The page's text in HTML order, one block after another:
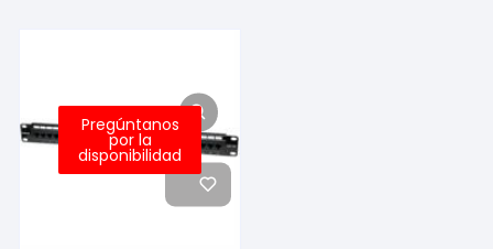
Pregúntanos
por la
disponibilidad